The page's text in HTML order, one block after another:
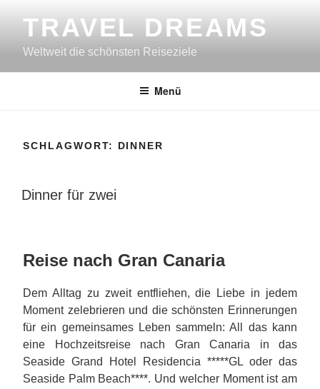
InhaltTRAVEL DREAMS
Weltweit die schönsten Reiseziele
Menü
SCHLAGWORT: DINNER
VERÖFFENTLICHT
Dinner für zwei
Reise nach Gran Canaria
Dem Alltag zu zweit entfliehen, die Liebe in jedem
Moment zelebrieren und die schönsten Erinnerungen
für ein gemeinsames Leben sammeln: All das kann
eine Hochzeitsreise nach Gran Canaria in das
Seaside Grand Hotel Residencia *****GL oder das
Seaside Palm Beach****. Und welcher Moment ist am